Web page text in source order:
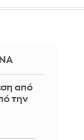
από
την